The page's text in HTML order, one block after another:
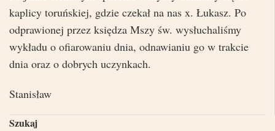
kaplicy toruńskiej, gdzie czekał na nas x. Łukasz. Po
odprawionej przez księdza Mszy św. wysłuchaliśmy
wykładu o ofiarowaniu dnia, odnawianiu go w trakcie
dnia oraz o dobrych uczynkach.
Stanisław
Szukaj